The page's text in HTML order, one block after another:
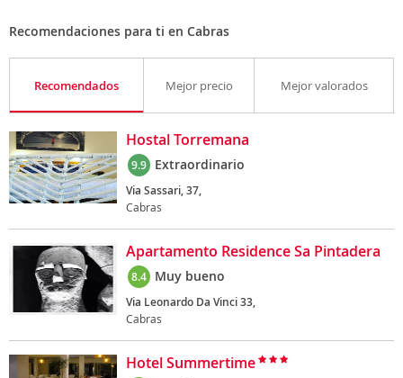
Recomendaciones para ti en Cabras
Recomendados Mejor precio Mejor valorados
Hostal Torremana
9.9 Extraordinario
Via Sassari, 37,
Cabras
Apartamento Residence Sa Pintadera
8.4 Muy bueno
Via Leonardo Da Vinci 33,
Cabras
Hotel Summertime